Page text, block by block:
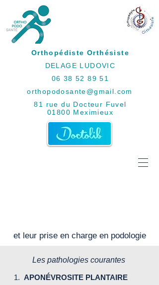
Orthopédiste Orthésiste
DELAGE LUDOVIC
06 38 52 89 51
orthopodosante@gmail.com
81 rue du Docteur Fuvel
01800 Meximieux
et leur prise en charge en podologie
Les pathologies courantes
1. APONÉVROSITE PLANTAIRE